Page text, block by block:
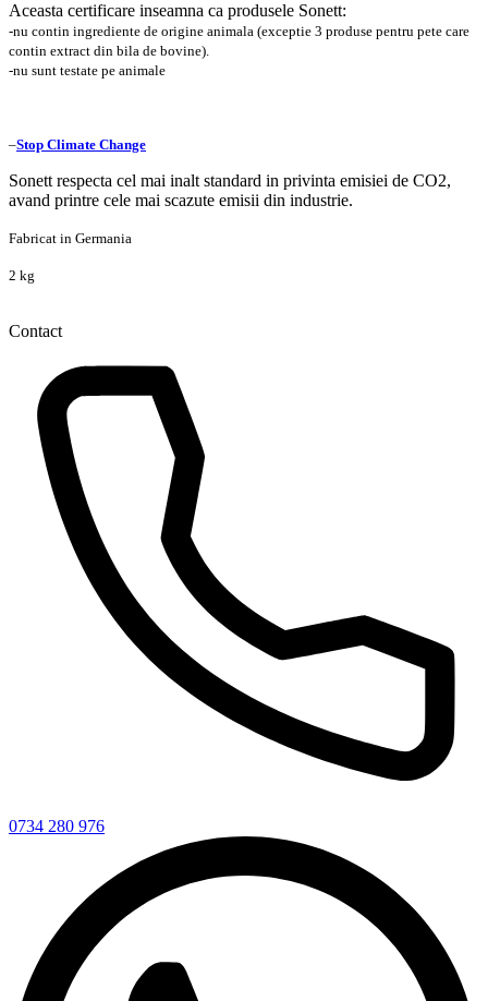
Aceasta certificare inseamna ca produsele Sonett:
-nu contin ingrediente de origine animala (exceptie 3 produse pentru pete care
contin extract din bila de bovine).
-nu sunt testate pe animale
–Stop Climate Change
Sonett respecta cel mai inalt standard in privinta emisiei de CO2,
avand printre cele mai scazute emisii din industrie.
Fabricat in Germania
2 kg
Contact
0734 280 976